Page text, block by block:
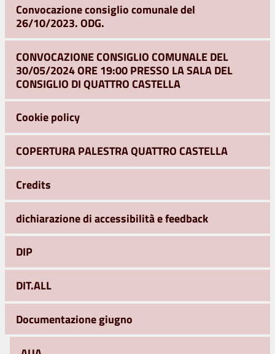
Convocazione consiglio comunale del
26/10/2023. ODG.
CONVOCAZIONE CONSIGLIO COMUNALE DEL
30/05/2024 ORE 19:00 PRESSO LA SALA DEL
CONSIGLIO DI QUATTRO CASTELLA
Cookie policy
COPERTURA PALESTRA QUATTRO CASTELLA
Credits
dichiarazione di accessibilità e feedback
DIP
DIT.ALL
Documentazione giugno